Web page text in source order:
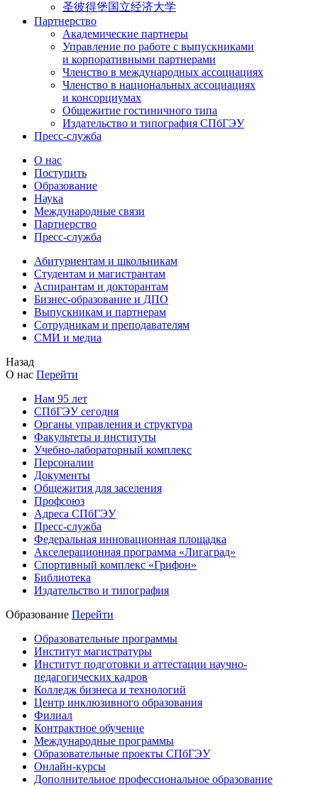
圣彼得堡国立经济大学
Партнерство
Академические партнеры
Управление по работе с выпускниками
и корпоративными партнерами
Членство в международных ассоциациях
Членство в национальных ассоциациях
и консорциумах
Общежитие гостиничного типа
Издательство и типография СПбГЭУ
Пресс-служба
О нас
Поступить
Образование
Наука
Международные связи
Партнерство
Пресс-служба
Абитуриентам и школьникам
Студентам и магистрантам
Аспирантам и докторантам
Бизнес-образование и ДПО
Выпускникам и партнерам
Сотрудникам и преподавателям
СМИ и медиа
Назад
О нас Перейти
Нам 95 лет
СПбГЭУ сегодня
Органы управления и структура
Факультеты и институты
Учебно-лабораторный комплекс
Персоналии
Документы
Общежития для заселения
Профсоюз
Адреса СПбГЭУ
Пресс-служба
Федеральная инновационная площадка
Акселерационная программа «Лигаград»­­
Спортивный комплекс «Грифон»
Библиотека
Издательство и типография
Образование Перейти
Образовательные программы
Институт магистратуры
Институт подготовки и аттестации научно-
педагогических кадров
Колледж бизнеса и технологий
Центр инклюзивного образования
Филиал
Контрактное обучение
Международные программы
Образовательные проекты СПбГЭУ
Онлайн-курсы
Дополнительное профессиональное образование